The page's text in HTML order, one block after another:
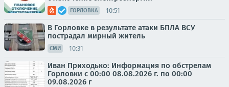
ГОРЛОВКА 10:51
В Горловке в результате атаки БПЛА ВСУ
пострадал мирный житель
СМИ 10:31
Иван Приходько: Информация по обстрелам
Горловки с 00:00 08.08.2026 г. по 00:00
09.08.2026 г